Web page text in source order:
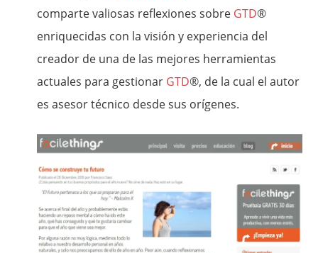
comparte valiosas reflexiones sobre GTD®
enriquecidas con la visión y experiencia del
creador de una de las mejores herramientas
actuales para gestionar GTD®, de la cual el autor
es asesor técnico desde sus orígenes.